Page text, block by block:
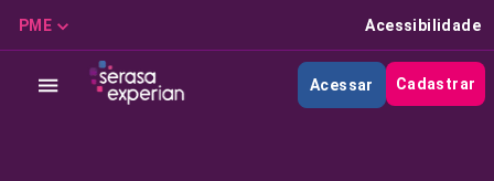
PME Acessibilidade
Acessar Cadastrar